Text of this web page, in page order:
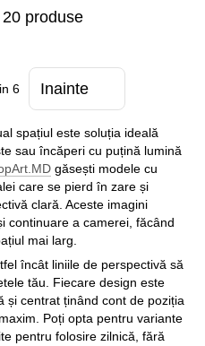
produse
6 Inainte
spațiul este soluția ideală
sau încăperi cu puțină lumină
găsești modele cu
care se pierd în zare și
clară. Aceste imagini
continuare a camerei, făcând
mai larg.
încât liniile de perspectivă să
tău. Fiecare design este
și centrat ținând cont de poziția
Poți opta pentru variante
pentru folosire zilnică, fără